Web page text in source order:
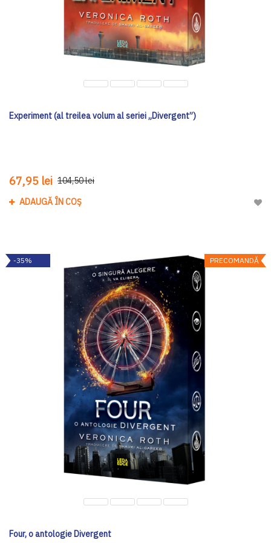
Experiment (al treilea volum al seriei „Divergent”)
67,95 lei 104,50 lei
ADAUGĂ ÎN COȘ
PRECOMANDĂ
-35%
Four, o antologie Divergent